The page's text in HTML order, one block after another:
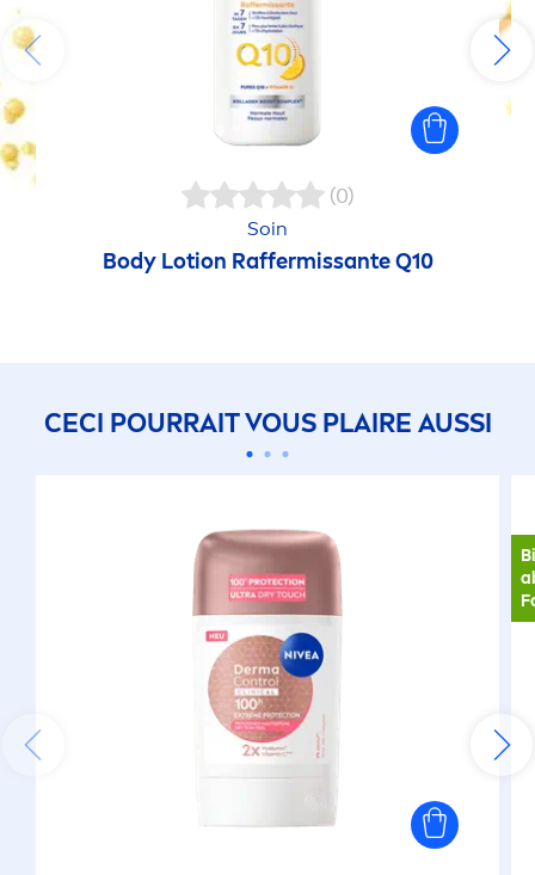
(0)
Soin
Body Lotion Raffermissante Q10
CECI POURRAIT VOUS PLAIRE AUSSI